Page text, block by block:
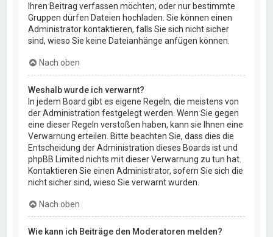
Ihren Beitrag verfassen möchten, oder nur bestimmte
Gruppen dürfen Dateien hochladen. Sie können einen
Administrator kontaktieren, falls Sie sich nicht sicher
sind, wieso Sie keine Dateianhänge anfügen können.
Nach oben
Weshalb wurde ich verwarnt?
In jedem Board gibt es eigene Regeln, die meistens von
der Administration festgelegt werden. Wenn Sie gegen
eine dieser Regeln verstoßen haben, kann sie Ihnen eine
Verwarnung erteilen. Bitte beachten Sie, dass dies die
Entscheidung der Administration dieses Boards ist und
phpBB Limited nichts mit dieser Verwarnung zu tun hat.
Kontaktieren Sie einen Administrator, sofern Sie sich die
nicht sicher sind, wieso Sie verwarnt wurden.
Nach oben
Wie kann ich Beiträge den Moderatoren melden?